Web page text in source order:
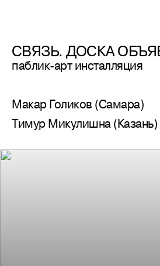
СВЯЗЬ. ДОСКА
паблик-арт инсталляция
Макар Голиков (Самара)
Тимур Микулишна (Казань)